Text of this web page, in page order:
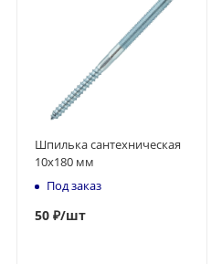
Шпилька сантехническая
10x180 мм
Под заказ
50 ₽/шт